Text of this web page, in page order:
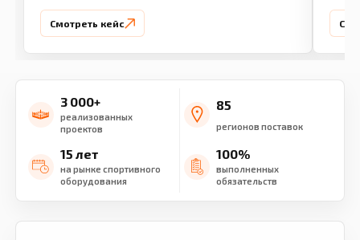
Смотреть кейс
3 000+
реализованных
проектов
85
регионов поставок
15 лет
на рынке спортивного
оборудования
100%
выполненных
обязательств